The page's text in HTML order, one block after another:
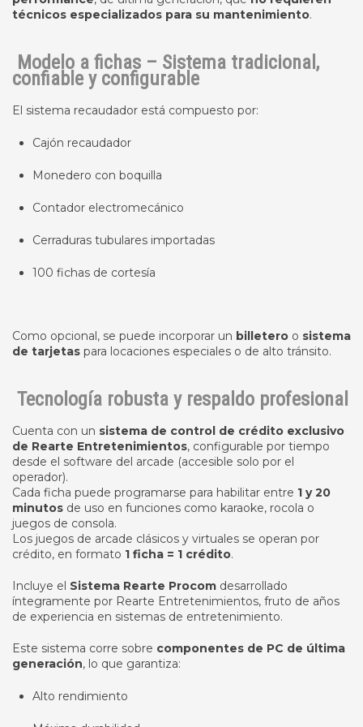
técnicos especializados para su mantenimiento.
Modelo a fichas – Sistema tradicional,
confiable y configurable
El sistema recaudador está compuesto por:
Cajón recaudador
Monedero con boquilla
Contador electromecánico
Cerraduras tubulares importadas
100 fichas de cortesía
Como opcional, se puede incorporar un billetero o sistema
de tarjetas para locaciones especiales o de alto tránsito.
Tecnología robusta y respaldo profesional
Cuenta con un sistema de control de crédito exclusivo
de Rearte Entretenimientos, configurable por tiempo
desde el software del arcade (accesible solo por el
operador).
Cada ficha puede programarse para habilitar entre 1 y 20
minutos de uso en funciones como karaoke, rocola o
juegos de consola.
Los juegos de arcade clásicos y virtuales se operan por
crédito, en formato 1 ficha = 1 crédito.
Incluye el Sistema Rearte Procom desarrollado
íntegramente por Rearte Entretenimientos, fruto de años
de experiencia en sistemas de entretenimiento.
Este sistema corre sobre componentes de PC de última
generación, lo que garantiza:
Alto rendimiento